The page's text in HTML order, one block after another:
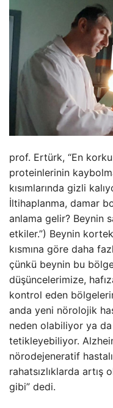
prof. Ertürk, “En
proteinlerinin
kısımlarında gizli
İltihaplanma, damar
anlama gelir? Beynin
etkiler.”) Beynin
kısmına göre daha
çünkü beynin bu
düşüncelerimize,
kontrol eden
anda yeni nörolojik
neden olabiliyor ya da
tetikleyebiliyor.
nörodejeneratif
rahatsızlıklarda
gibi” dedi.